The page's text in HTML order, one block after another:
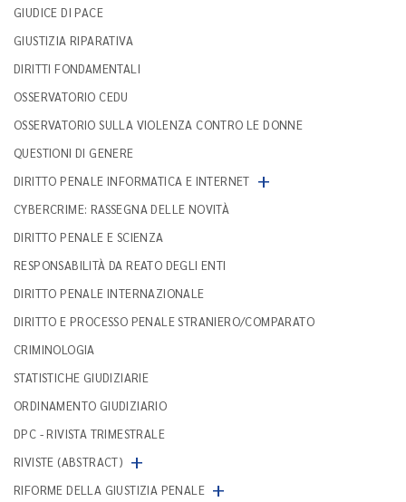
GIUDICE DI PACE
GIUSTIZIA RIPARATIVA
DIRITTI FONDAMENTALI
OSSERVATORIO CEDU
OSSERVATORIO SULLA VIOLENZA CONTRO LE DONNE
QUESTIONI DI GENERE
DIRITTO PENALE INFORMATICA E INTERNET +
CYBERCRIME: RASSEGNA DELLE NOVITÀ
DIRITTO PENALE E SCIENZA
RESPONSABILITÀ DA REATO DEGLI ENTI
DIRITTO PENALE INTERNAZIONALE
DIRITTO E PROCESSO PENALE STRANIERO/COMPARATO
CRIMINOLOGIA
STATISTICHE GIUDIZIARIE
ORDINAMENTO GIUDIZIARIO
DPC - RIVISTA TRIMESTRALE
RIVISTE (ABSTRACT) +
RIFORME DELLA GIUSTIZIA PENALE +